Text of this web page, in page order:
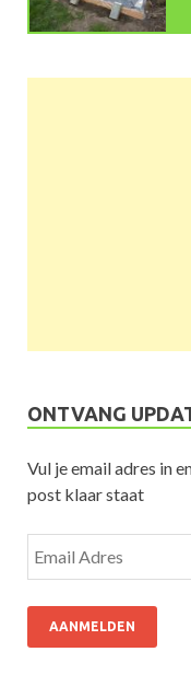
ONTVANG
Vul je email adres in
post klaar staat
AANMELDEN